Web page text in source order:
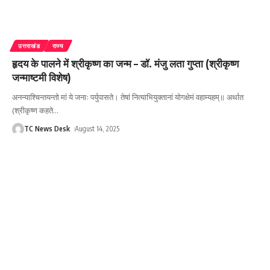
उत्तराखंड राज्य
हृदय के पालने में श्रीकृष्ण का जन्म – डॉ. मंजु लता गुप्ता (श्रीकृष्ण
जन्माष्टमी विशेष)
अनन्याश्चिन्तयन्तो मां ये जनाः पर्युपासते। तेषां नित्याभियुक्तानां योगक्षेमं वहाम्यहम्॥ अर्थात
(श्रीकृष्ण कहते…
TC News Desk August 14, 2025